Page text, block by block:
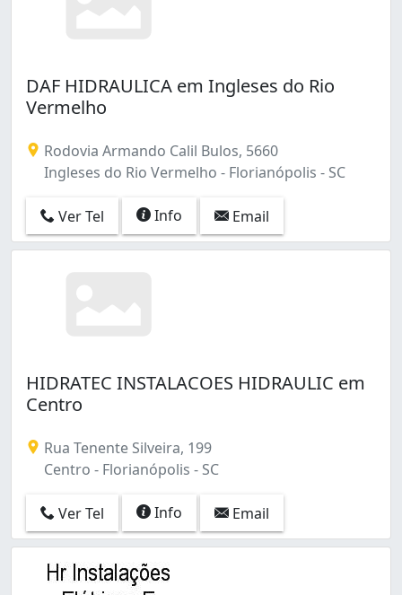
DAF HIDRAULICA em Ingleses do Rio
Vermelho
Rodovia Armando Calil Bulos, 5660
Ingleses do Rio Vermelho - Florianópolis - SC
Ver Tel Info Email
HIDRATEC INSTALACOES HIDRAULIC em
Centro
Rua Tenente Silveira, 199
Centro - Florianópolis - SC
Ver Tel Info Email